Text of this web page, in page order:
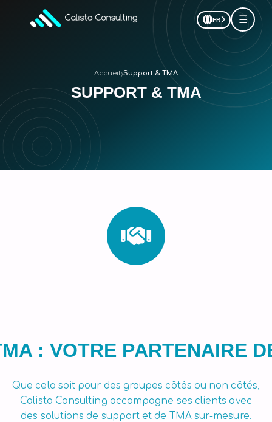
FR ☰
Accueil›Support & TMA
SUPPORT & TMA
: VOTRE PARTENAIRE
Que cela soit pour des groupes côtés ou non côtés,
Calisto Consulting accompagne ses clients avec
des solutions de support et de TMA sur-mesure.